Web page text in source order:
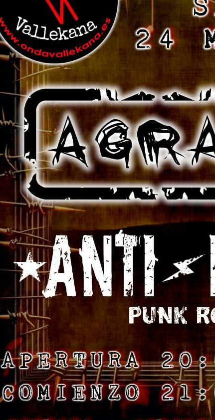
idols . Todo por la buena causa de
ondavallekana , no falteis a la cita